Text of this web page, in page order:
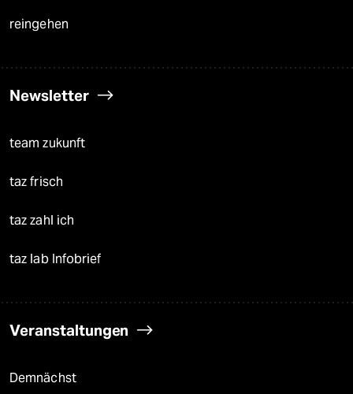
reingehen
Newsletter
team zukunft
taz frisch
taz zahl ich
taz lab Infobrief
Veranstaltungen
Demnächst